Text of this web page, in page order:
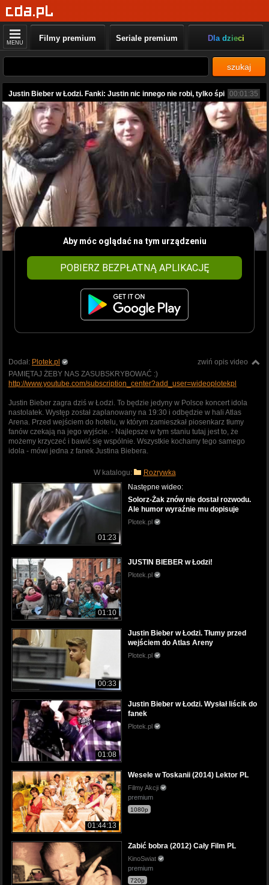
MENU Filmy premium Seriale premium Dla dzieci
szukaj
Justin Bieber w Łodzi. Fanki: Justin nic innego nie robi, tylko śpi 00:01:35
Aby móc oglądać na tym urządzeniu
POBIERZ BEZPŁATNĄ APLIKACJĘ
zwiń opis video
Dodał: Plotek.pl
PAMIĘTAJ ŻEBY NAS ZASUBSKRYBOWAĆ :)
http://www.youtube.com/subscription_center?add_user=wideoplotekpl
Justin Bieber zagra dziś w Łodzi. To będzie jedyny w Polsce koncert idola
nastolatek. Występ został zaplanowany na 19:30 i odbędzie w hali Atlas
Arena. Przed wejściem do hotelu, w którym zamieszkał piosenkarz tłumy
fanów czekają na jego wyjście. - Najlepsze w tym staniu tutaj jest to, że
możemy krzyczeć i bawić się wspólnie. Wszystkie kochamy tego samego
idola - mówi jedna z fanek Justina Biebera.
W katalogu: Rozrywka
01:23
Następne wideo:
Solorz-Żak znów nie dostał rozwodu.
Ale humor wyraźnie mu dopisuje
Plotek.pl
01:10
JUSTIN BIEBER w Łodzi!
Plotek.pl
00:33
Justin Bieber w Łodzi. Tłumy przed
wejściem do Atlas Areny
Plotek.pl
01:08
Justin Bieber w Łodzi. Wysłał liścik do
fanek
Plotek.pl
01:44:13
Wesele w Toskanii (2014) Lektor PL
Filmy Akcji
premium
1080p
Zabić bobra (2012) Cały Film PL
KinoSwiat
premium
720p